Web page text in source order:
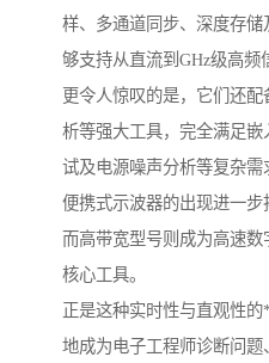
样、多通道同步、深度存
够支持从直流到GHz级高频
更令人惊叹的是，它们还
析等强大工具，完全满足
试及电源噪声分析等复杂需
便携式示波器的出现进一步
而高带宽型号则成为高速
核心工具。
正是这种实时性与直观性
地成为电子工程师诊断问题